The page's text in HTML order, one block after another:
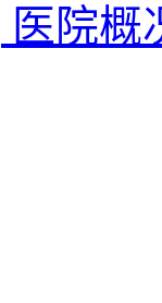
医院概